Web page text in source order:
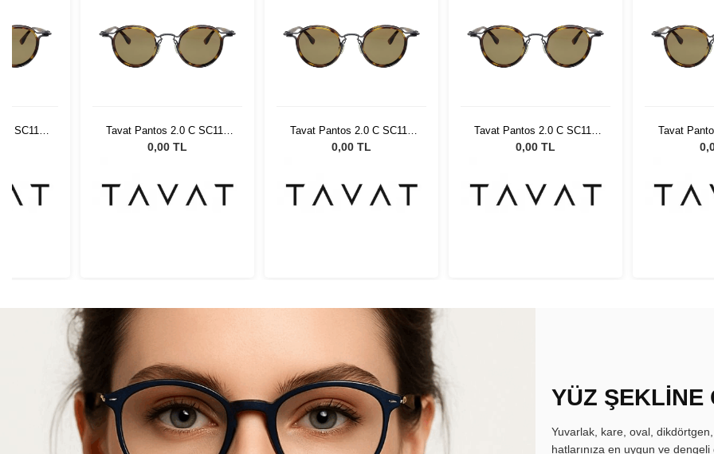
SC117
Tavat Pantos 2.0 C SC117
CPL DHM SI
0,00 TL
Tavat Pantos 2.0 C SC117
CPL DHM SI
0,00 TL
Tavat Pantos 2.0 C SC117
CPL DHM SI
0,00 TL
Tavat
YÜZ ŞEKLİNE
Yuvarlak, kare, oval,
hatlarınıza en uygun ve